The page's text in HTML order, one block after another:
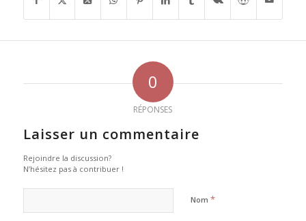
0
RÉPONSES
Laisser un commentaire
Rejoindre la discussion?
N’hésitez pas à contribuer !
Nom *